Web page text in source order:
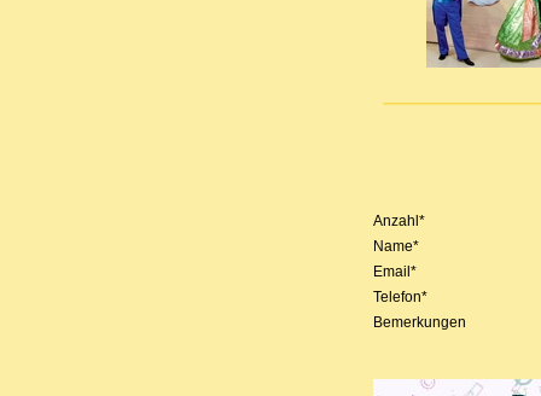
Anzahl*
Name*
Email*
Telefon*
Bemerkungen